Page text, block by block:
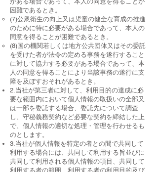
困難であるとき。
(7)公衆衛生の向上又は児童の健全な育成の推進
のために特に必要がある場合であって、本人の
同意を得ることが困難であるとき。
(8)国の機関若しくは地方公共団体又はその委託
を受けた者が法令の定める事務を遂行すること
に対して協力する必要がある場合であって、本
人の同意を得ることにより当該事務の遂行に支
障を及ぼすおそれがあるとき。
2.当社が第三者に対して、利用目的の達成に必
要な範囲内において個人情報の取扱いの全部又
は一部を委託する場合、委託先について調査
し、守秘義務契約など必要な契約を締結した上
で、個人情報の適切な処理・管理を行わせるも
のとします。
3.当社が個人情報を特定の者との間で共同して
利用する場合には、共同して利用する旨並びに
共同して利用される個人情報の項目、共同して
利用する者の範囲、利用する者の利用目的及び